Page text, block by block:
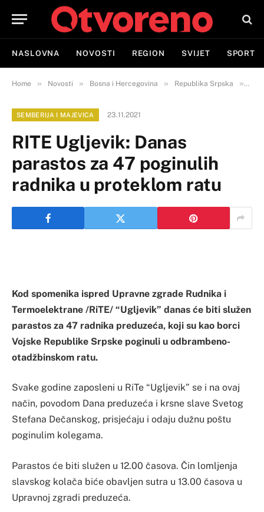
NASLOVNA NOVOSTI REGION SVIJET SPORT
Home » Novosti » Bosna i Hercegovina » Republika Srpska »
SEMBERIJA I MAJEVICA 23.11.2021
RITE Ugljevik: Danas
parastos za 47 poginulih
radnika u proteklom ratu
Kod spomenika ispred Upravne zgrade Rudnika i
Termoelektrane /RiTE/ “Ugljevik” danas će biti služen
parastos za 47 radnika preduzeća, koji su kao borci
Vojske Republike Srpske poginuli u odbrambeno-
otadžbinskom ratu.
Svake godine zaposleni u RiTe “Ugljevik” se i na ovaj
način, povodom Dana preduzeća i krsne slave Svetog
Stefana Dečanskog, prisjećaju i odaju dužnu poštu
poginulim kolegama.
Parastos će biti služen u 12.00 časova. Čin lomljenja
slavskog kolača biće obavljen sutra u 13.00 časova u
Upravnoj zgradi preduzeća.